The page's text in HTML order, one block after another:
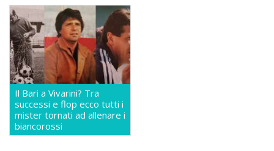
Il Bari a Vivarini? Tra
successi e flop ecco tutti i
mister tornati ad allenare i
biancorossi